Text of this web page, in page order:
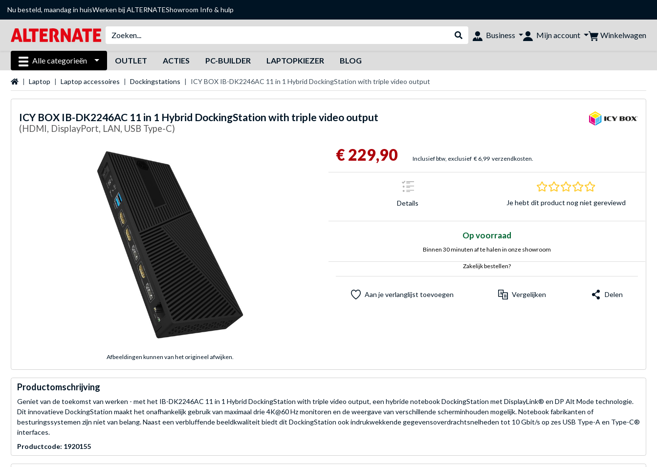
Nu besteld, maandag in huisWerken bij ALTERNATEShowroom Info & hulp
Webshop doorzoeken
Business Mijn account Winkelwagen
Alle categorieën OUTLET ACTIES PC-BUILDER LAPTOPKIEZER BLOG
Startpagina
Laptop Laptop accessoires Dockingstations ICY BOX IB-DK2246AC 11 in 1 Hybrid DockingStation with triple video output
ICY BOX IB-DK2246AC 11 in 1 Hybrid DockingStation with triple video output
(HDMI, DisplayPort, LAN, USB Type-C)
Afbeeldingen kunnen van het origineel afwijken.
€ 229,90 Inclusief btw, exclusief € 6,99 verzendkosten.
Details
0.0 sterren
Je hebt dit product nog niet gereviewd
Op voorraad
Binnen 30 minuten af te halen in onze showroom
Zakelijk bestellen?
Aan je verlanglijst toevoegen Vergelijken Delen
Productomschrijving
Geniet van de toekomst van werken - met het IB-DK2246AC 11 in 1 Hybrid DockingStation with triple video output, een hybride notebook DockingStation met DisplayLink® en DP Alt Mode technologie.
Dit innovatieve DockingStation maakt het onafhankelijk gebruik van maximaal drie 4K@60 Hz monitoren en de weergave van verschillende scherminhouden mogelijk. Notebook fabrikanten of
besturingssystemen zijn niet van belang. Naast een verbluffende beeldkwaliteit biedt dit DockingStation ook indrukwekkende gegevensoverdrachtsnelheden tot 10 Gbit/s op zes USB Type-A en Type-C®
interfaces.
Productcode: 1920155